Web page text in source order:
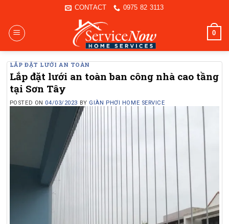
content
CONTACT 0975 82 3113
0
LẮP ĐẶT LƯỚI AN TOÀN
Lắp đặt lưới an toàn ban công nhà cao tầng
tại Sơn Tây
POSTED ON 04/03/2023 BY GIÀN PHƠI HOME SERVICE